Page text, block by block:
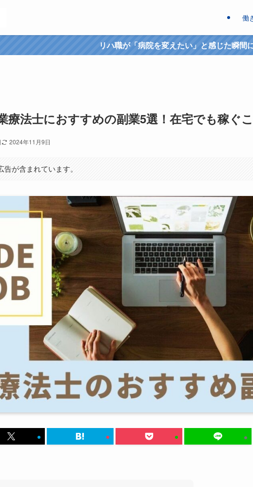
働
リハ職が「病院を変えたい」と感じた瞬間
療法士におすすめの副業5選！在宅でも稼ぐ
2024年11月9日
が含まれています。